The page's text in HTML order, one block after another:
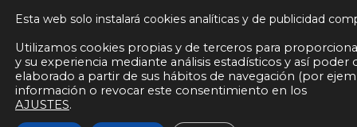
contenido
AGENTES KIT DIGITAL
Esta web solo instalará cookies analíticas y de publicidad
Utilizamos cookies propias y de terceros para
y su experiencia mediante análisis estadísticos y así
elaborado a partir de sus hábitos de navegación (por
información o revocar este consentimiento en los
AJUSTES.